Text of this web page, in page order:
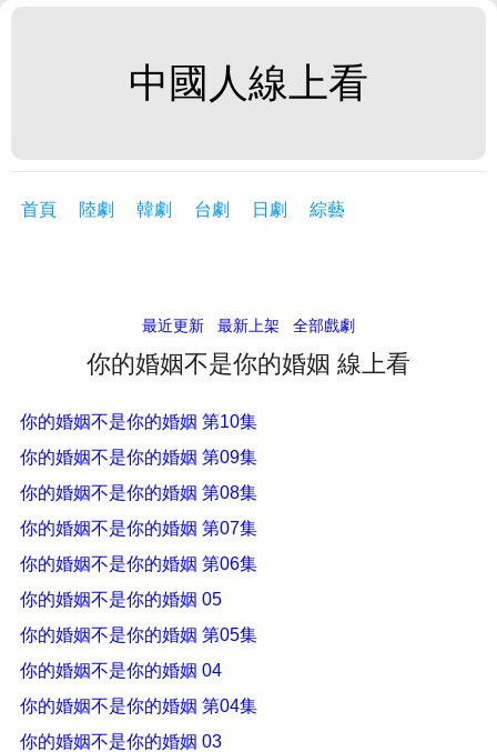
中國人線上看
首頁 陸劇 韓劇 台劇 日劇 綜藝
最近更新 最新上架 全部戲劇
你的婚姻不是你的婚姻 線上看
你的婚姻不是你的婚姻 第10集
你的婚姻不是你的婚姻 第09集
你的婚姻不是你的婚姻 第08集
你的婚姻不是你的婚姻 第07集
你的婚姻不是你的婚姻 第06集
你的婚姻不是你的婚姻 05
你的婚姻不是你的婚姻 第05集
你的婚姻不是你的婚姻 04
你的婚姻不是你的婚姻 第04集
你的婚姻不是你的婚姻 03